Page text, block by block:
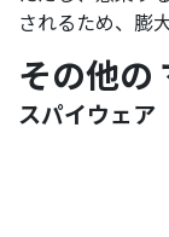
されるため、膨
その他の
スパイウェア